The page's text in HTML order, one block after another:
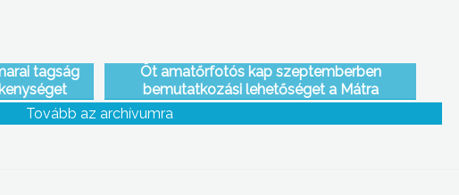
tagság
szervezet
Öt amatőrfotós kap szeptemberben
bemutatkozási lehetőséget a Mátra
Művelődési Központ fotógalériájában.
Tovább az archívumra